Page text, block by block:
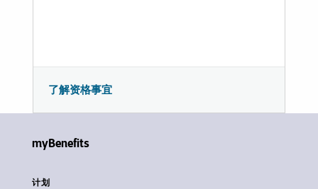
了解资格事宜
myBenefits
计划